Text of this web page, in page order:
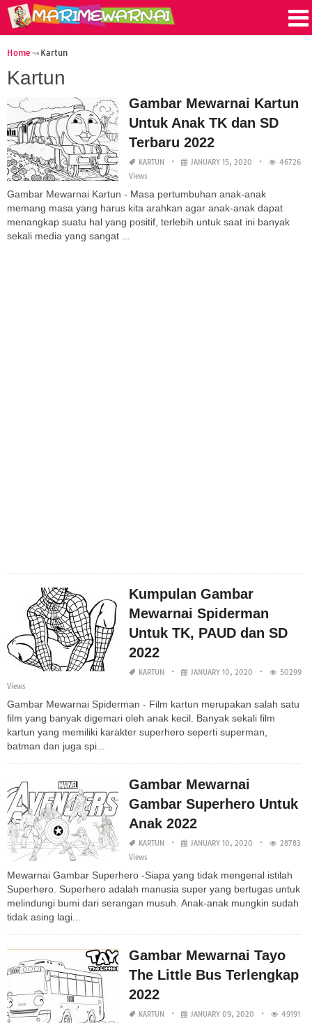
Home Kartun
Kartun
Gambar Mewarnai Kartun
Untuk Anak TK dan SD
Terbaru 2022
KARTUN JANUARY 15, 2020
46726
Views
Gambar Mewarnai Kartun - Masa pertumbuhan anak-anak
memang masa yang harus kita arahkan agar anak-anak dapat
menangkap suatu hal yang positif, terlebih untuk saat ini banyak
sekali media yang sangat ...
Kumpulan Gambar
Mewarnai Spiderman
Untuk TK, PAUD dan SD
2022
KARTUN JANUARY 10, 2020
50299
Views
Gambar Mewarnai Spiderman - Film kartun merupakan salah satu
film yang banyak digemari oleh anak kecil. Banyak sekali film
kartun yang memiliki karakter superhero seperti superman,
batman dan juga spi...
Gambar Mewarnai
Gambar Superhero Untuk
Anak 2022
KARTUN JANUARY 10, 2020
28783
Views
Mewarnai Gambar Superhero -Siapa yang tidak mengenal istilah
Superhero. Superhero adalah manusia super yang bertugas untuk
melindungi bumi dari serangan musuh. Anak-anak mungkin sudah
tidak asing lagi...
Gambar Mewarnai Tayo
The Little Bus Terlengkap
2022
KARTUN JANUARY 09, 2020
49191